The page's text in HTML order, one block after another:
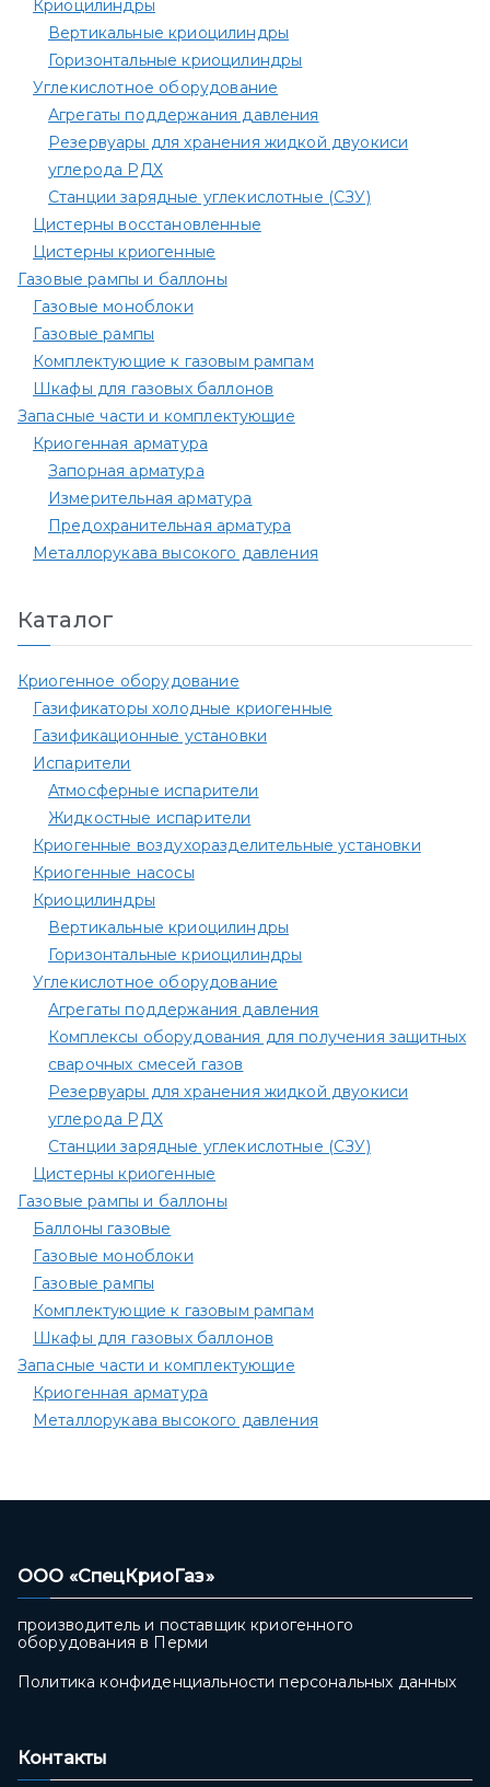
Криоцилиндры
Вертикальные криоцилиндры
Горизонтальные криоцилиндры
Углекислотное оборудование
Агрегаты поддержания давления
Резервуары для хранения жидкой двуокиси
углерода РДХ
Станции зарядные углекислотные (СЗУ)
Цистерны восстановленные
Цистерны криогенные
Газовые рампы и баллоны
Газовые моноблоки
Газовые рампы
Комплектующие к газовым рампам​
Шкафы для газовых баллонов
Запасные части и комплектующие
Криогенная арматура
Запорная арматура
Измерительная арматура
Предохранительная арматура
Металлорукава высокого давления
Каталог
Криогенное оборудование
Газификаторы холодные криогенные
Газификационные установки
Испарители
Атмосферные испарители
Жидкостные испарители
Криогенные воздухоразделительные установки
Криогенные насосы
Криоцилиндры
Вертикальные криоцилиндры
Горизонтальные криоцилиндры
Углекислотное оборудование
Агрегаты поддержания давления
Комплексы оборудования для получения защитных
сварочных смесей газов
Резервуары для хранения жидкой двуокиси
углерода РДХ
Станции зарядные углекислотные (СЗУ)
Цистерны криогенные
Газовые рампы и баллоны
Баллоны газовые
Газовые моноблоки
Газовые рампы
Комплектующие к газовым рампам​
Шкафы для газовых баллонов
Запасные части и комплектующие
Криогенная арматура
Металлорукава высокого давления
ООО «СпецКриоГаз»
производитель и поставщик криогенного
оборудования в Перми
Политика конфиденциальности персональных данных
Контакты